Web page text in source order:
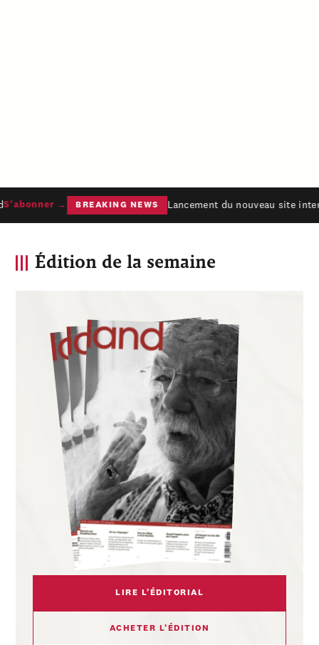
→ BREAKING NEWS Lancement du nouveau site
Édition de la semaine
LIRE L’ÉDITORIAL
ACHETER L’ÉDITION